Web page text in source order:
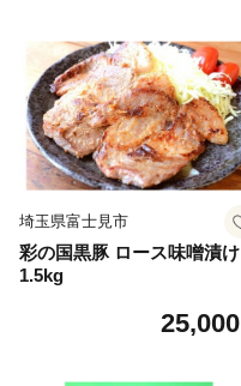
埼玉県富士見市
彩の国黒豚 ロース味噌漬け
1.5kg
25,000